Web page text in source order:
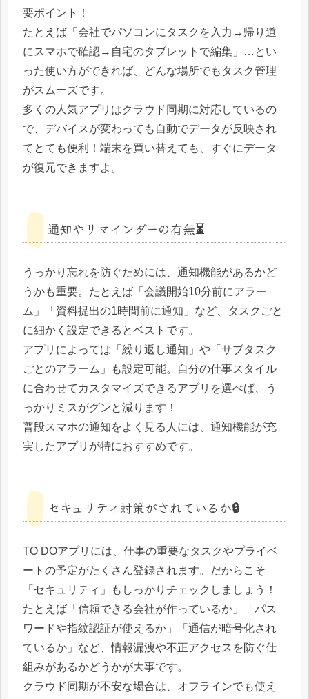
要ポイント！
たとえば「会社でパソコンにタスクを入力→帰り道
にスマホで確認→自宅のタブレットで編集」…とい
った使い方ができれば、どんな場所でもタスク管理
がスムーズです。
多くの人気アプリはクラウド同期に対応しているの
で、デバイスが変わっても自動でデータが反映され
てとても便利！端末を買い替えても、すぐにデータ
が復元できますよ。
通知やリマインダーの有無⏳
うっかり忘れを防ぐためには、通知機能があるかど
うかも重要。たとえば「会議開始10分前にアラー
ム」「資料提出の1時間前に通知」など、タスクごと
に細かく設定できるとベストです。
アプリによっては「繰り返し通知」や「サブタスク
ごとのアラーム」も設定可能。自分の仕事スタイル
に合わせてカスタマイズできるアプリを選べば、う
っかりミスがグンと減ります！
普段スマホの通知をよく見る人には、通知機能が充
実したアプリが特におすすめです。
セキュリティ対策がされているか🔒
TO DOアプリには、仕事の重要なタスクやプライベ
ートの予定がたくさん登録されます。だからこそ
「セキュリティ」もしっかりチェックしましょう！
たとえば「信頼できる会社が作っているか」「パス
ワードや指紋認証が使えるか」「通信が暗号化され
ているか」など、情報漏洩や不正アクセスを防ぐ仕
組みがあるかどうかが大事です。
クラウド同期が不安な場合は、オフラインでも使え